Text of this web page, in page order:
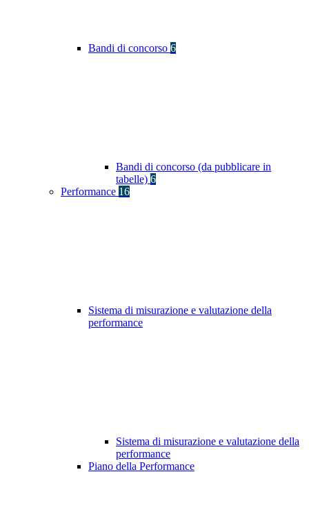
Bandi di concorso 6
Bandi di concorso (da pubblicare in
tabelle) 6
Performance 16
Sistema di misurazione e valutazione della
performance
Sistema di misurazione e valutazione della
performance
Piano della Performance